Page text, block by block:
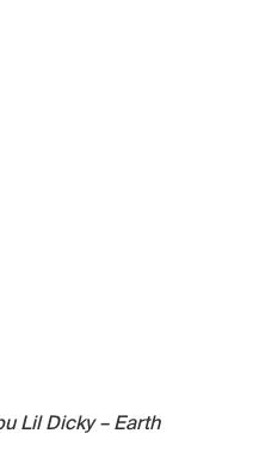
Lil Dicky – Earth